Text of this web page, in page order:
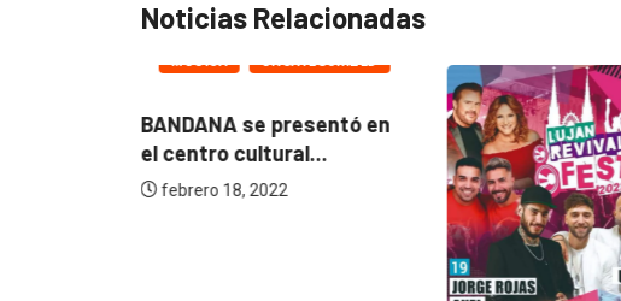
Noticias Relacionadas
MUSICA UNCATEGORIZED
BANDANA se presentó en
el centro cultural...
febrero 18, 2022